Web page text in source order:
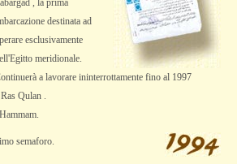
, la prima
destinata ad
esclusivamente
meridionale.
a lavorare ininterrottamente fino al 1997
Qulan .
semaforo.